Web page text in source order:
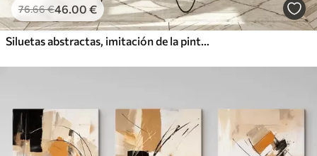
76.66€46.00 €
Siluetas abstractas, imitación de la pintura